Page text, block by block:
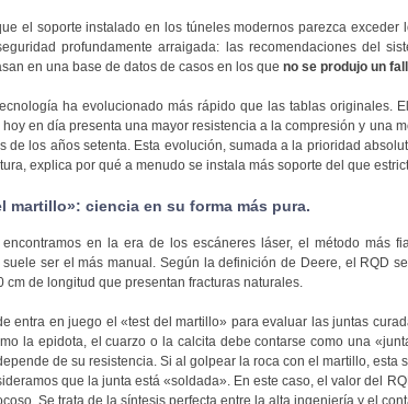
el soporte instalado en los túneles modernos parezca
profundamente arraigada: las recomendaciones del
en una base de datos de casos en los que no se produjo un
ha evolucionado más rápido que las tablas originales. El
hoy en día presenta una mayor resistencia a la compresión y una
de los años setenta. Esta evolución, sumada a la prioridad
explica por qué a menudo se instala más soporte del que
martillo»: ciencia en su forma más pura.
en la era de los escáneres láser, el método más
suele ser el más manual. Según la definición de Deere, el RQD
cm de longitud que presentan fracturas naturales.
entra en juego el «test del martillo» para evaluar las juntas
la epidota, el cuarzo o la calcita debe contarse como una
de su resistencia. Si al golpear la roca con el martillo, esta
que la junta está «soldada». En este caso, el valor del